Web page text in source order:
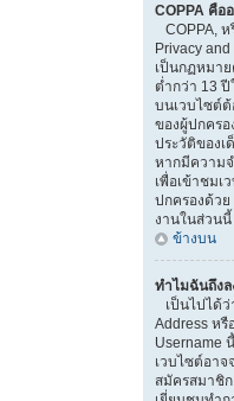
COPPA คือ
COPPA, ห
Privacy and
เป็นกฏหมา
ต่ำกว่า 13 ปี
บนเวบไซต์
ของผู้ปกคร
ประวัติของเ
หากมีความ
เพื่อเข้าชมเ
ปกครองด้วย
งานในส่วนนี้
ข้างบน
ทำไมฉันถึงล
เป็นไปได้
Address ห
Username
เวบไซต์อาจ
สมัครสมาชิก